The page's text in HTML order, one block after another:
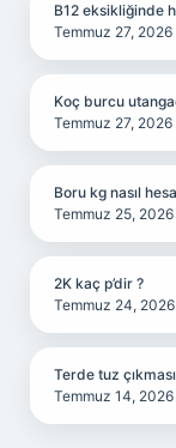
B12 eksikliğinde
Temmuz 27, 2026
Koç burcu
Temmuz 27, 2026
Boru kg nasıl
Temmuz 25, 2026
2K kaç p’dir ?
Temmuz 24, 2026
Terde tuz
Temmuz 14, 2026